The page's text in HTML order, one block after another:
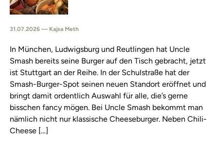
31.07.2026 — Kajsa Meth
In München, Ludwigsburg und Reutlingen hat Uncle
Smash bereits seine Burger auf den Tisch gebracht, jetzt
ist Stuttgart an der Reihe. In der Schulstraße hat der
Smash-Burger-Spot seinen neuen Standort eröffnet und
bringt damit ordentlich Auswahl für alle, die’s gerne
bisschen fancy mögen. Bei Uncle Smash bekommt man
nämlich nicht nur klassische Cheeseburger. Neben Chili-
Cheese […]